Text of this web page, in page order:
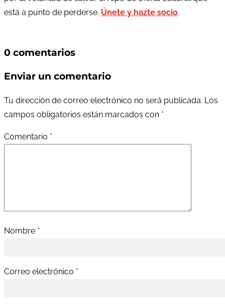
está a punto de perderse. Únete y hazte socio.
0 comentarios
Enviar un comentario
Tu dirección de correo electrónico no será publicada. Los
campos obligatorios están marcados con *
Comentario *
Nombre *
Correo electrónico *